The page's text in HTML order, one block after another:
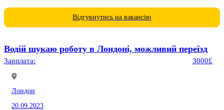
Відгукнутись на вакансію
Водій шукаю роботу в Лондоні, можливий переїзд
Зарплата: 3000£
Лондон
20.09.2023